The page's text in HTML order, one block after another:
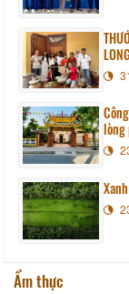
lòng
Ẩm thực